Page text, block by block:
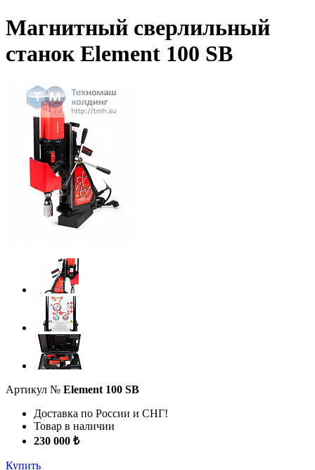
Магнитный сверлильный
станок Element 100 SB
Артикул № Element 100 SB
Доставка по России и СНГ!
Товар в наличии
230 000 ₺
Купить